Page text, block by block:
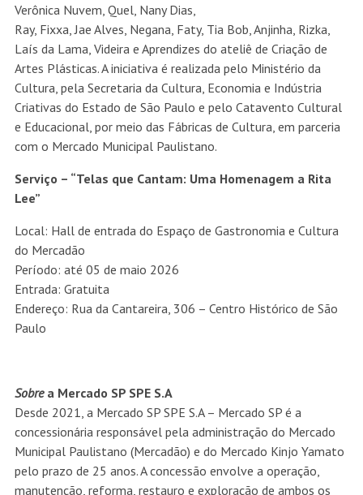
Verônica Nuvem, Quel, Nany Dias,
Ray, Fixxa, Jae Alves, Negana, Faty, Tia Bob, Anjinha, Rizka,
Laís da Lama, Videira e Aprendizes do ateliê de Criação de
Artes Plásticas. A iniciativa é realizada pelo Ministério da
Cultura, pela Secretaria da Cultura, Economia e Indústria
Criativas do Estado de São Paulo e pelo Catavento Cultural
e Educacional, por meio das Fábricas de Cultura, em parceria
com o Mercado Municipal Paulistano.
Serviço – “Telas que Cantam: Uma Homenagem a Rita
Lee”
Local: Hall de entrada do Espaço de Gastronomia e Cultura
do Mercadão
Período: até 05 de maio 2026
Entrada: Gratuita
Endereço: Rua da Cantareira, 306 – Centro Histórico de São
Paulo
Sobre a Mercado SP SPE S.A
Desde 2021, a Mercado SP SPE S.A – Mercado SP é a
concessionária responsável pela administração do Mercado
Municipal Paulistano (Mercadão) e do Mercado Kinjo Yamato
pelo prazo de 25 anos. A concessão envolve a operação,
manutenção, reforma, restauro e exploração de ambos os